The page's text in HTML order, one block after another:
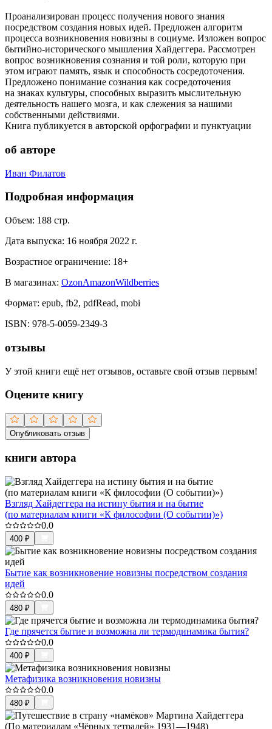
Проанализирован процесс получения нового знания
посредством создания новых идей. Предложен алгоритм
процесса возникновения новизны в социуме. Изложен вопрос
бытийно-исторического мышления Хайдеггера. Рассмотрен
вопрос возникновения сознания и той роли, которую при
этом играют память, язык и способность сосредоточения.
Предложено понимание сознания как сосредоточения
на знаках культуры, способных выразить мыслительную
деятельность нашего мозга, и как слежения за нашими
собственными действиями.
Книга публикуется в авторской орфографии и пунктуации
об авторе
Иван Филатов
Подробная информация
Объем: 188 стр.
Дата выпуска: 16 ноября 2022 г.
Возрастное ограничение: 18+
В магазинах: OzonAmazonWildberries
Формат: epub, fb2, pdfRead, mobi
ISBN: 978-5-0059-2349-3
отзывы
У этой книги ещё нет отзывов, оставьте свой отзыв первым!
Оцените книгу
Опубликовать отзыв
книги автора
Взгляд Хайдеггера на истину бытия и на бытие
(по материалам книги «К философии (О событии)»)
0.0
400 ₽
Бытие как возникновение новизны посредством создания
идей
0.0
480 ₽
Где прячется бытие и возможна ли термодинамика бытия?
0.0
400 ₽
Метафизика возникновения новизны
0.0
480 ₽